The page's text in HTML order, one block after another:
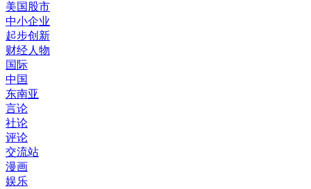
美国股市
中小企业
起步创新
财经人物
国际
中国
东南亚
言论
社论
评论
交流站
漫画
娱乐